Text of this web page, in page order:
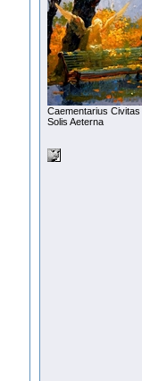
Сaementarius Civitas
Solis Aeterna